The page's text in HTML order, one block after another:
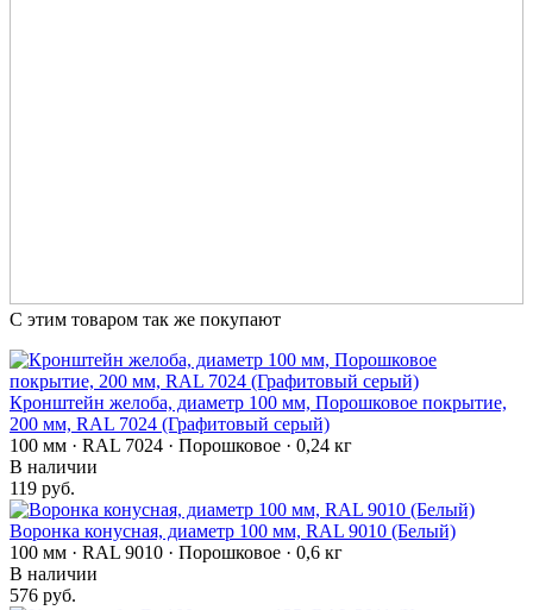
С этим товаром так же покупают
Кронштейн желоба, диаметр 100 мм, Порошковое покрытие,
200 мм, RAL 7024 (Графитовый серый)
100 мм · RAL 7024 · Порошковое · 0,24 кг
В наличии
119 руб.
Воронка конусная, диаметр 100 мм, RAL 9010 (Белый)
100 мм · RAL 9010 · Порошковое · 0,6 кг
В наличии
576 руб.